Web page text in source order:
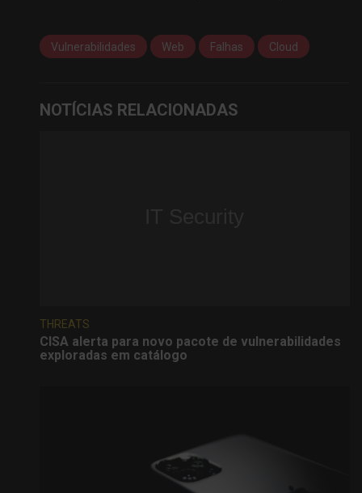
Vulnerabilidades Web Falhas Cloud
NOTÍCIAS RELACIONADAS
THREATS
CISA alerta para novo pacote de vulnerabilidades
exploradas em catálogo